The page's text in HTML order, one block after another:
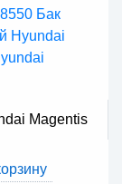
Magentis